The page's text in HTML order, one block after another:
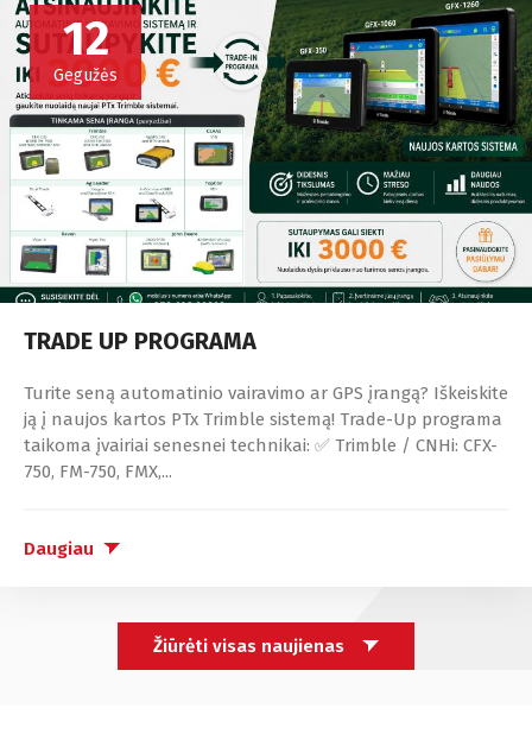
12
Gegužės
TRADE UP PROGRAMA
Turite seną automatinio vairavimo ar GPS įrangą? Iškeiskite
ją į naujos kartos PTx Trimble sistemą! Trade-Up programa
taikoma įvairiai senesnei technikai: ✅ Trimble / CNHi: CFX-
750, FM-750, FMX,...
Daugiau
Žiūrėti visas naujienas